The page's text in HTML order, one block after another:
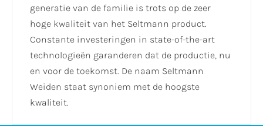
generatie van de familie is trots op de zeer
hoge kwaliteit van het Seltmann product.
Constante investeringen in state-of-the-art
technologieën garanderen dat de productie, nu
en voor de toekomst. De naam Seltmann
Weiden staat synoniem met de hoogste
kwaliteit.